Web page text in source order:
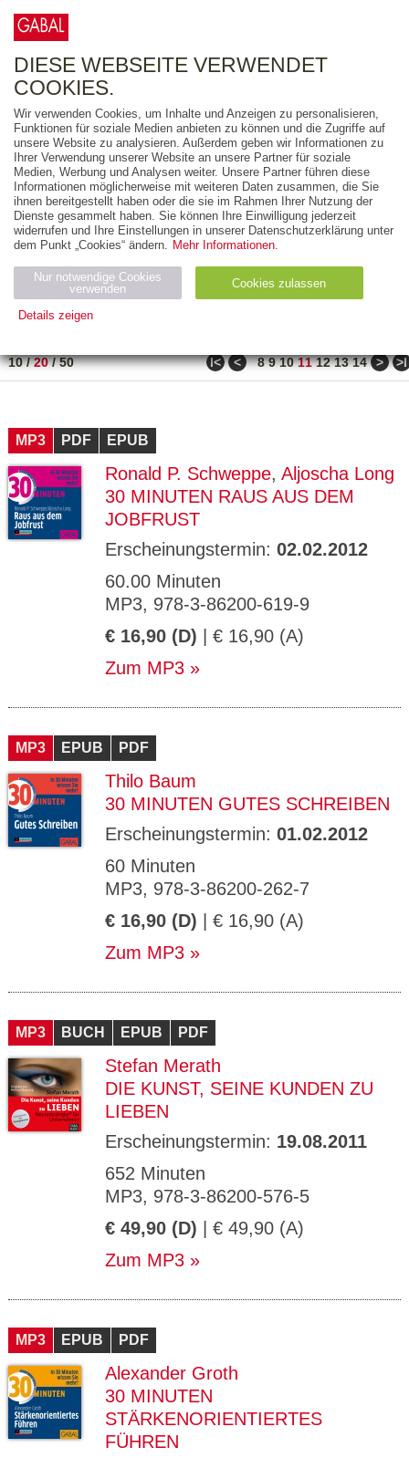
FREITEXT
AUSGABEART
AUS DER REIHE
ZUM THEMA
Neuerscheinung
Bestseller
PREIS
10/20/50 ǀ< < 8 9 10 11 12 13 14 > >ǀ
MP3 PDF EPUB
Ronald P. Schweppe, Aljoscha Long
30 MINUTEN RAUS AUS DEM
JOBFRUST
Erscheinungstermin: 02.02.2012
60.00 Minuten
MP3, 978-3-86200-619-9
€ 16,90 (D) | € 16,90 (A)
Zum MP3
MP3 EPUB PDF
Thilo Baum
30 MINUTEN GUTES SCHREIBEN
Erscheinungstermin: 01.02.2012
60 Minuten
MP3, 978-3-86200-262-7
€ 16,90 (D) | € 16,90 (A)
Zum MP3
MP3 BUCH EPUB PDF
Stefan Merath
DIE KUNST, SEINE KUNDEN ZU
LIEBEN
Erscheinungstermin: 19.08.2011
652 Minuten
MP3, 978-3-86200-576-5
€ 49,90 (D) | € 49,90 (A)
Zum MP3
MP3 EPUB PDF
Alexander Groth
30 MINUTEN
STÄRKENORIENTIERTES
FÜHREN
DIESE WEBSEITE VERWENDET
COOKIES.
Wir verwenden Cookies, um Inhalte und Anzeigen zu personalisieren,
Funktionen für soziale Medien anbieten zu können und die Zugriffe auf
unsere Website zu analysieren. Außerdem geben wir Informationen zu
Ihrer Verwendung unserer Website an unsere Partner für soziale
Medien, Werbung und Analysen weiter. Unsere Partner führen diese
Informationen möglicherweise mit weiteren Daten zusammen, die Sie
ihnen bereitgestellt haben oder die sie im Rahmen Ihrer Nutzung der
Dienste gesammelt haben. Sie können Ihre Einwilligung jederzeit
widerrufen und Ihre Einstellungen in unserer Datenschutzerklärung unter
dem Punkt „Cookies“ ändern. Mehr Informationen.
Nur notwendige Cookies
verwenden
Cookies zulassen
Details zeigen
Name Zweck
Ty
ESSION
_ID
verlag.
de
Session verwendet
GV_CO
OKIES
gabal-
verlag.
Speichert den Zustimmungsstatus des
Benutzers für Cookies auf der aktuellen
Domäne.
90
ge
T